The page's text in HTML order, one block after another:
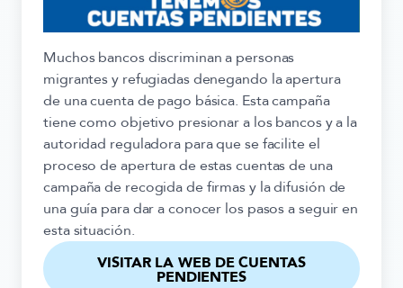
Muchos bancos discriminan a personas
migrantes y refugiadas denegando la apertura
de una cuenta de pago básica. Esta campaña
tiene como objetivo presionar a los bancos y a la
autoridad reguladora para que se facilite el
proceso de apertura de estas cuentas de una
campaña de recogida de firmas y la difusión de
una guía para dar a conocer los pasos a seguir en
esta situación.
VISITAR LA WEB DE CUENTAS
PENDIENTES